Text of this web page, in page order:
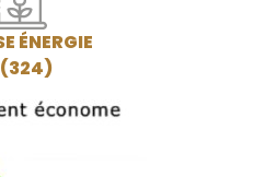
ÉNERGIE
(324)